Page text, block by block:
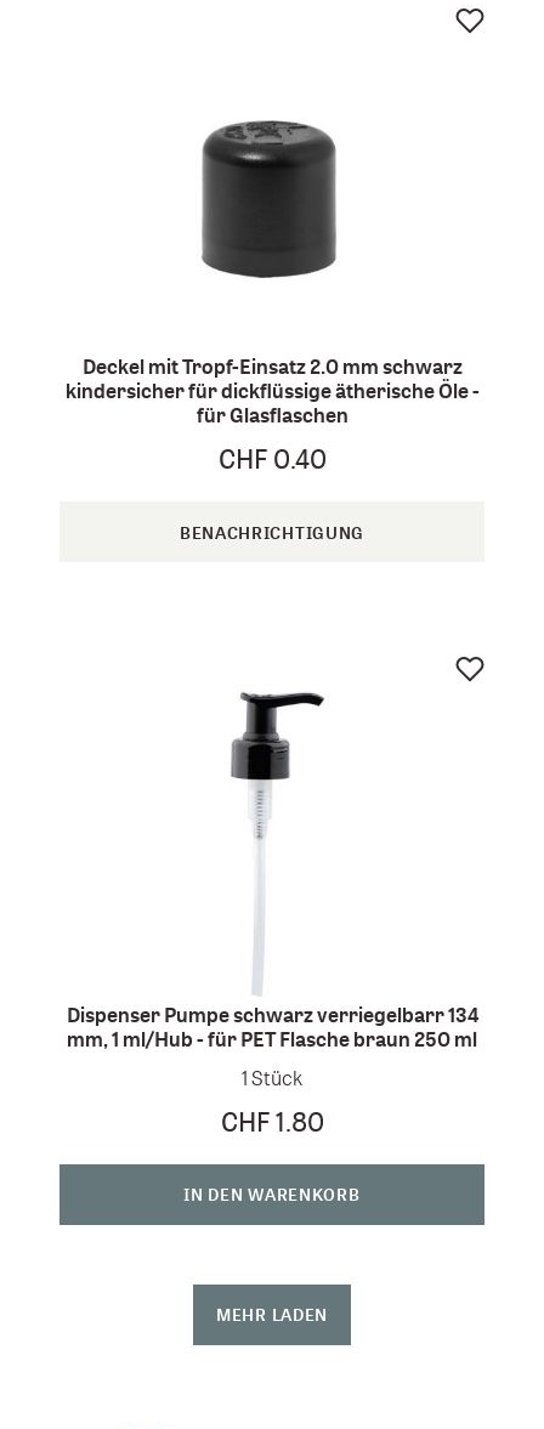
Deckel mit Tropf-Einsatz 2.0 mm schwarz
kindersicher für dickflüssige ätherische Öle -
für Glasflaschen
CHF 0.40
BENACHRICHTIGUNG
Dispenser Pumpe schwarz verriegelbarr 134
mm, 1 ml/Hub - für PET Flasche braun 250 ml
1 Stück
CHF 1.80
IN DEN WARENKORB
MEHR LADEN